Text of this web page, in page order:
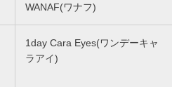
WANAF(ワナフ)
1day Cara Eyes(ワンデーキャ
ラアイ)